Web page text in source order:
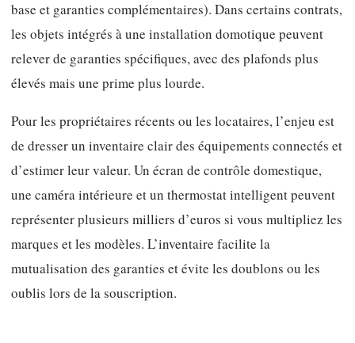
base et garanties complémentaires). Dans certains contrats,
les objets intégrés à une installation domotique peuvent
relever de garanties spécifiques, avec des plafonds plus
élevés mais une prime plus lourde.
Pour les propriétaires récents ou les locataires, l’enjeu est
de dresser un inventaire clair des équipements connectés et
d’estimer leur valeur. Un écran de contrôle domestique,
une caméra intérieure et un thermostat intelligent peuvent
représenter plusieurs milliers d’euros si vous multipliez les
marques et les modèles. L’inventaire facilite la
mutualisation des garanties et évite les doublons ou les
oublis lors de la souscription.